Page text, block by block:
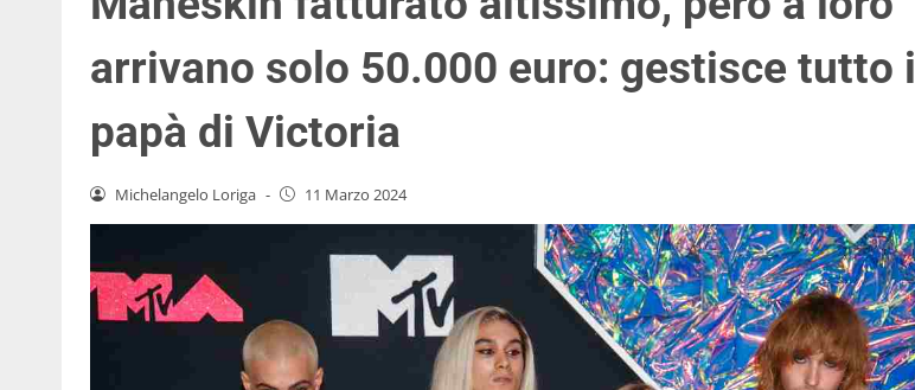
arrivano solo 50.000 euro: gestisce tutto il
papà di Victoria
Michelangelo Loriga - 11 Marzo 2024